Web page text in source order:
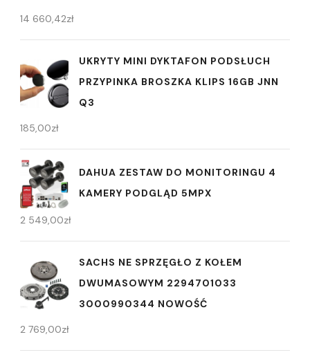
14 660,42zł
UKRYTY MINI DYKTAFON PODSŁUCH
PRZYPINKA BROSZKA KLIPS 16GB JNN
Q3
185,00zł
DAHUA ZESTAW DO MONITORINGU 4
KAMERY PODGLĄD 5MPX
2 549,00zł
SACHS NE SPRZĘGŁO Z KOŁEM
DWUMASOWYM 2294701033
3000990344 NOWOŚĆ
2 769,00zł